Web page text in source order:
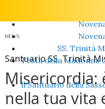
SS. Trinità
Festa della Madonna
Il Santuario della
NEWS
Santuario SS. Trinità
Misericordia:
nella tua vita